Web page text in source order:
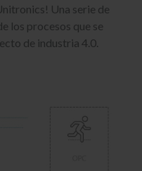
Una serie de
los procesos que se
de industria 4.0.